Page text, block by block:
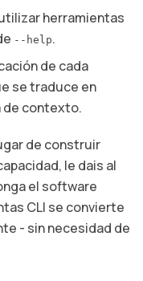
herramientas
--help.
de cada
se traduce en
de contexto.
de construir
le dais al
el software
CLI se convierte
- sin necesidad de